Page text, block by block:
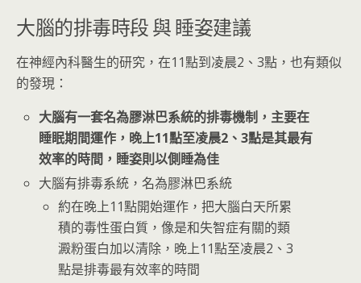
大腦的排毒時段 與 睡姿建議
在神經內科醫生的研究，在11點到凌晨2、3點，也有類似
的發現：
大腦有一套名為膠淋巴系統的排毒機制，主要在
睡眠期間運作，晚上11點至凌晨2、3點是其最有
效率的時間，睡姿則以側睡為佳
大腦有排毒系統，名為膠淋巴系統
約在晚上11點開始運作，把大腦白天所累
積的毒性蛋白質，像是和失智症有關的類
澱粉蛋白加以清除，晚上11點至凌晨2、3
點是排毒最有效率的時間